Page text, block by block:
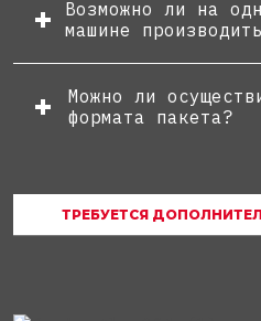
Возможно ли на
машине
Можно ли
формата пакета?
ТРЕБУЕТСЯ